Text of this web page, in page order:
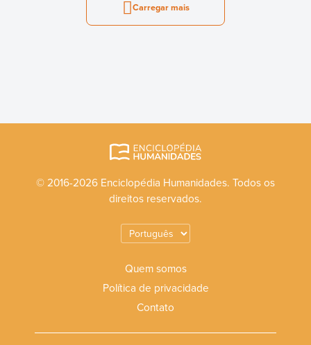
Carregar mais
© 2016-2026 Enciclopédia Humanidades. Todos os
direitos reservados.
Quem somos
Política de privacidade
Contato